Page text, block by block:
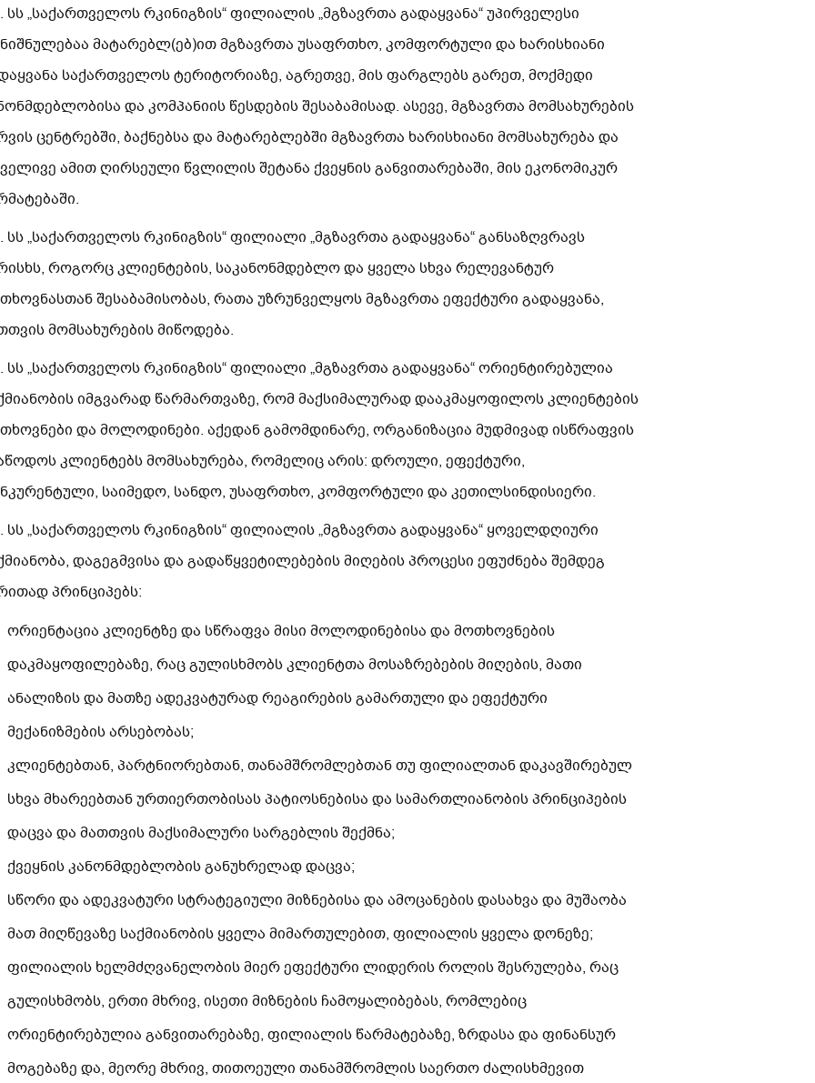
სს „საქართველოს რკინიგზის“ ფილიალის „მგზავრთა გადაყვანა“ უპირველესი
მატარებლ(ებ)ით მგზავრთა უსაფრთხო, კომფორტული და ხარისხიანი
საქართველოს ტერიტორიაზე, აგრეთვე, მის ფარგლებს გარეთ, მოქმედი
და კომპანიის წესდების შესაბამისად. ასევე, მგზავრთა მომსახურების
ცენტრებში, ბაქნებსა და მატარებლებში მგზავრთა ხარისხიანი მომსახურება და
ამით ღირსეული წვლილის შეტანა ქვეყნის განვითარებაში, მის ეკონომიკურ
სს „საქართველოს რკინიგზის“ ფილიალი „მგზავრთა გადაყვანა“ განსაზღვრავს
როგორც კლიენტების, საკანონმდებლო და ყველა სხვა რელევანტურ
შესაბამისობას, რათა უზრუნველყოს მგზავრთა ეფექტური გადაყვანა,
მომსახურების მიწოდება.
სს „საქართველოს რკინიგზის“ ფილიალი „მგზავრთა გადაყვანა“ ორიენტირებულია
იმგვარად წარმართვაზე, რომ მაქსიმალურად დააკმაყოფილოს კლიენტების
და მოლოდინები. აქედან გამომდინარე, ორგანიზაცია მუდმივად ისწრაფვის
კლიენტებს მომსახურება, რომელიც არის: დროული, ეფექტური,
საიმედო, სანდო, უსაფრთხო, კომფორტული და კეთილსინდისიერი.
სს „საქართველოს რკინიგზის“ ფილიალის „მგზავრთა გადაყვანა“ ყოველდღიური
დაგეგმვისა და გადაწყვეტილებების მიღების პროცესი ეფუძნება შემდეგ
პრინციპებს:
ორიენტაცია კლიენტზე და სწრაფვა მისი მოლოდინებისა და მოთხოვნების
დაკმაყოფილებაზე, რაც გულისხმობს კლიენტთა მოსაზრებების მიღების, მათი
ანალიზის და მათზე ადეკვატურად რეაგირების გამართული და ეფექტური
მექანიზმების არსებობას;
კლიენტებთან, პარტნიორებთან, თანამშრომლებთან თუ ფილიალთან დაკავშირებულ
სხვა მხარეებთან ურთიერთობისას პატიოსნებისა და სამართლიანობის პრინციპების
დაცვა და მათთვის მაქსიმალური სარგებლის შექმნა;
ქვეყნის კანონმდებლობის განუხრელად დაცვა;
სწორი და ადეკვატური სტრატეგიული მიზნებისა და ამოცანების დასახვა და მუშაობა
მათ მიღწევაზე საქმიანობის ყველა მიმართულებით, ფილიალის ყველა დონეზე;
ფილიალის ხელმძღვანელობის მიერ ეფექტური ლიდერის როლის შესრულება, რაც
გულისხმობს, ერთი მხრივ, ისეთი მიზნების ჩამოყალიბებას, რომლებიც
ორიენტირებულია განვითარებაზე, ფილიალის წარმატებაზე, ზრდასა და ფინანსურ
მოგებაზე და, მეორე მხრივ, თითოეული თანამშრომლის საერთო ძალისხმევით